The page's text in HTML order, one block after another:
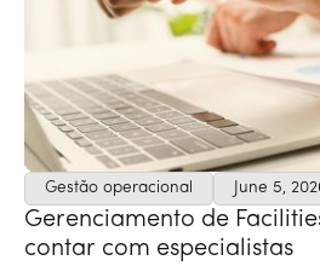
Gestão operacional June 5,
Gerenciamento de
contar com especialistas